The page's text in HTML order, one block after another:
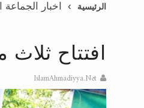
الحجّ..
تعميم
تعميم
إعلان
الرئيسية اخبار الجماعة
افتتاح
IslamAhmadiyya.Net